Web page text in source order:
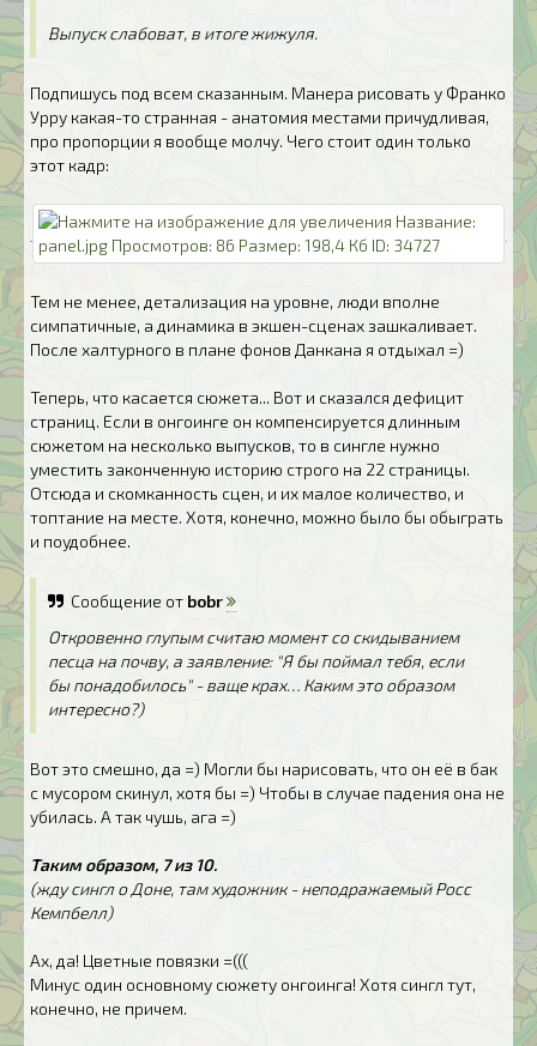
Выпуск слабоват, в итоге жижуля.
Подпишусь под всем сказанным. Манера рисовать у Франко
Урру какая-то странная - анатомия местами причудливая,
про пропорции я вообще молчу. Чего стоит один только
этот кадр:
Тем не менее, детализация на уровне, люди вполне
симпатичные, а динамика в экшен-сценах зашкаливает.
После халтурного в плане фонов Данкана я отдыхал =)
Теперь, что касается сюжета... Вот и сказался дефицит
страниц. Если в онгоинге он компенсируется длинным
сюжетом на несколько выпусков, то в сингле нужно
уместить законченную историю строго на 22 страницы.
Отсюда и скомканность сцен, и их малое количество, и
топтание на месте. Хотя, конечно, можно было бы обыграть
и поудобнее.
Сообщение от bobr
Откровенно глупым считаю момент со скидыванием
песца на почву, а заявление: "Я бы поймал тебя, если
бы понадобилось" - ваще крах… Каким это образом
интересно?)
Вот это смешно, да =) Могли бы нарисовать, что он её в бак
с мусором скинул, хотя бы =) Чтобы в случае падения она не
убилась. А так чушь, ага =)
Таким образом, 7 из 10.
(жду сингл о Доне, там художник - неподражаемый Росс
Кемпбелл)
Ах, да! Цветные повязки =(((
Минус один основному сюжету онгоинга! Хотя сингл тут,
конечно, не причем.